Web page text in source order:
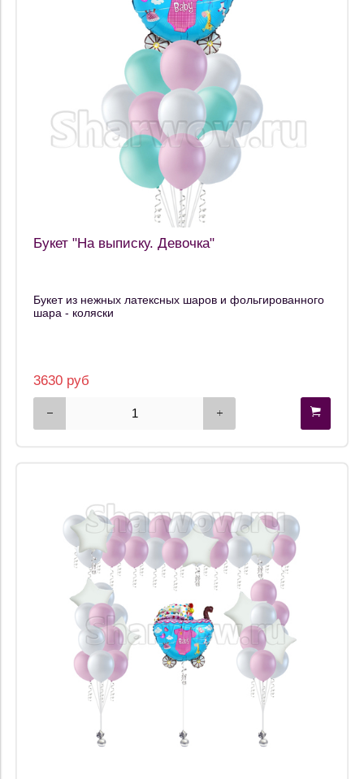
Букет "На выписку. Девочка"
Букет из нежных латексных шаров и фольгированного
шара - коляски
3630 руб